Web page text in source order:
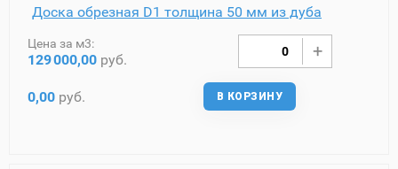
Доска обрезная D1 толщина 50 мм из дуба
Цена за м3:
129000,00 руб.
0,00 руб. В КОРЗИНУ